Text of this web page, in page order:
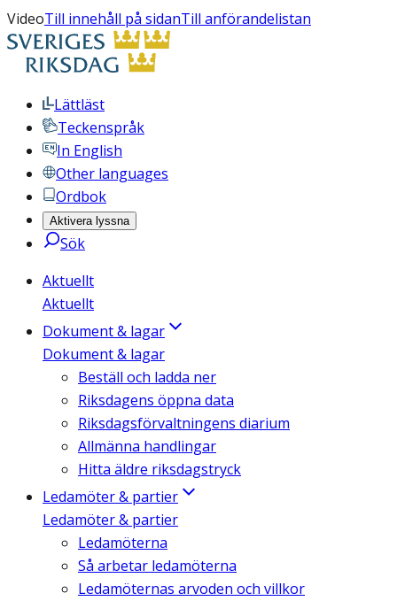
VideoTill innehåll på sidanTill anförandelistan
Lättläst
Teckenspråk
In English
Other languages
Ordbok
Aktivera lyssna
Sök
Aktuellt
Aktuellt
Dokument & lagar
Dokument & lagar
Beställ och ladda ner
Riksdagens öppna data
Riksdagsförvaltningens diarium
Allmänna handlingar
Hitta äldre riksdagstryck
Ledamöter & partier
Ledamöter & partier
Ledamöterna
Så arbetar ledamöterna
Ledamöternas arvoden och villkor